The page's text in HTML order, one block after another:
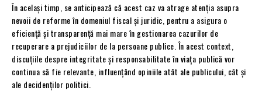
În același timp, se anticipează că acest caz va atrage atenția asupra
nevoii de reforme în domeniul fiscal și juridic, pentru a asigura o
eficiență și transparență mai mare în gestionarea cazurilor de
recuperare a prejudiciilor de la persoane publice. În acest context,
discuțiile despre integritate și responsabilitate în viața publică vor
continua să fie relevante, influențând opiniile atât ale publicului, cât și
ale decidenților politici.